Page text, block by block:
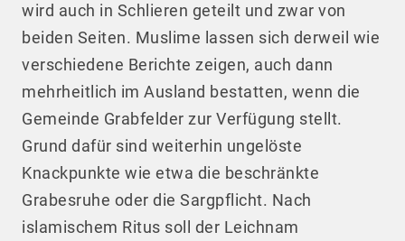
wird auch in Schlieren geteilt und zwar von
beiden Seiten. Muslime lassen sich derweil wie
verschiedene Berichte zeigen, auch dann
mehrheitlich im Ausland bestatten, wenn die
Gemeinde Grabfelder zur Verfügung stellt.
Grund dafür sind weiterhin ungelöste
Knackpunkte wie etwa die beschränkte
Grabesruhe oder die Sargpflicht. Nach
islamischem Ritus soll der Leichnam